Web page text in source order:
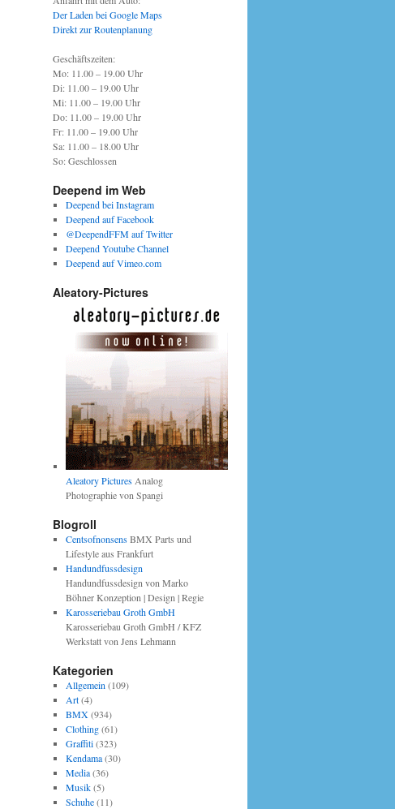
Der Laden bei Google Maps
Direkt zur Routenplanung
Geschäftszeiten:
Mo: 11.00 – 19.00 Uhr
Di: 11.00 – 19.00 Uhr
Mi: 11.00 – 19.00 Uhr
Do: 11.00 – 19.00 Uhr
Fr: 11.00 – 19.00 Uhr
Sa: 11.00 – 18.00 Uhr
So: Geschlossen
Deepend im Web
Deepend bei Instagram
Deepend auf Facebook
@DeependFFM auf Twitter
Deepend Youtube Channel
Deepend auf Vimeo.com
Aleatory-Pictures
Aleatory PicturesAnalog
Photographie von Spangi
Blogroll
CentsofnonsensBMX Parts und
Lifestyle aus Frankfurt
Handundfussdesign
Handundfussdesign von Marko
Böhner Konzeption | Design | Regie
Karosseriebau Groth GmbH
Karosseriebau Groth GmbH / KFZ
Werkstatt von Jens Lehmann
Kategorien
Allgemein (109)
Art(4)
BMX(934)
Clothing(61)
Graffiti(323)
Kendama(30)
Media(36)
Musik(5)
Schuhe(11)